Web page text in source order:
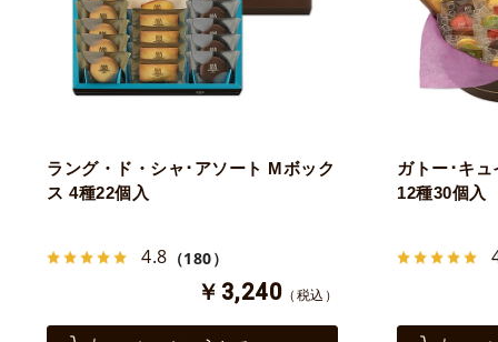
ラング・ド・シャ･アソート Mボック
ス 4種22個入
4.8 （180）
￥3,240 （税込）
ガトー･キ
12種30個入